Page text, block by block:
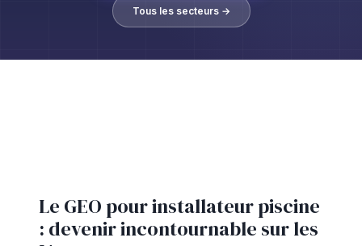
Tous les secteurs →
Le GEO pour installateur piscine
: devenir incontournable sur les